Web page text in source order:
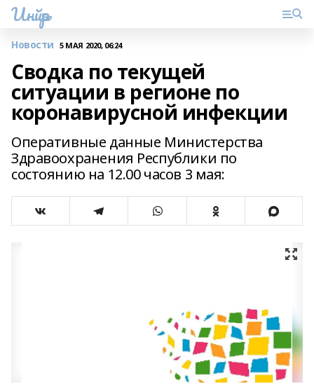
Инйәр
Новости 5 МАЯ 2020, 06:24
Сводка по текущей
ситуации в регионе по
коронавирусной инфекции
Оперативные данные Министерства
Здравоохранения Республики по
состоянию на 12.00 часов 3 мая: